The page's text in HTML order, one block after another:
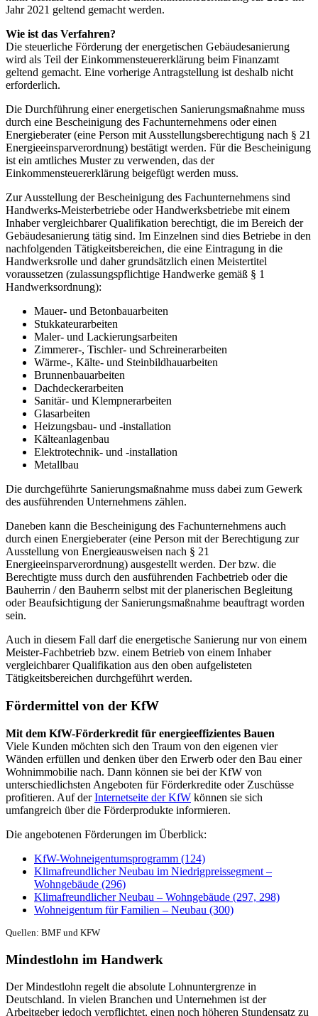
Jahr 2021 geltend gemacht werden.
Wie ist das Verfahren?
Die steuerliche Förderung der energetischen Gebäudesanierung
wird als Teil der Einkommensteuererklärung beim Finanzamt
geltend gemacht. Eine vorherige Antragstellung ist deshalb nicht
erforderlich.
Die Durchführung einer energetischen Sanierungsmaßnahme muss
durch eine Bescheinigung des Fachunternehmens oder einen
Energieberater (eine Person mit Ausstellungsberechtigung nach § 21
Energieeinsparverordnung) bestätigt werden. Für die Bescheinigung
ist ein amtliches Muster zu verwenden, das der
Einkommensteuererklärung beigefügt werden muss.
Zur Ausstellung der Bescheinigung des Fachunternehmens sind
Handwerks-Meisterbetriebe oder Handwerksbetriebe mit einem
Inhaber vergleichbarer Qualifikation berechtigt, die im Bereich der
Gebäudesanierung tätig sind. Im Einzelnen sind dies Betriebe in den
nachfolgenden Tätigkeitsbereichen, die eine Eintragung in die
Handwerksrolle und daher grundsätzlich einen Meistertitel
voraussetzen (zulassungspflichtige Handwerke gemäß § 1
Handwerksordnung):
Mauer- und Betonbauarbeiten
Stukkateurarbeiten
Maler- und Lackierungsarbeiten
Zimmerer-, Tischler- und Schreinerarbeiten
Wärme-, Kälte- und Steinbildhauarbeiten
Brunnenbauarbeiten
Dachdeckerarbeiten
Sanitär- und Klempnerarbeiten
Glasarbeiten
Heizungsbau- und -installation
Kälteanlagenbau
Elektrotechnik- und -installation
Metallbau
Die durchgeführte Sanierungsmaßnahme muss dabei zum Gewerk
des ausführenden Unternehmens zählen.
Daneben kann die Bescheinigung des Fachunternehmens auch
durch einen Energieberater (eine Person mit der Berechtigung zur
Ausstellung von Energieausweisen nach § 21
Energieeinsparverordnung) ausgestellt werden. Der bzw. die
Berechtigte muss durch den ausführenden Fachbetrieb oder die
Bauherrin / den Bauherrn selbst mit der planerischen Begleitung
oder Beaufsichtigung der Sanierungsmaßnahme beauftragt worden
sein.
Auch in diesem Fall darf die energetische Sanierung nur von einem
Meister-Fachbetrieb bzw. einem Betrieb von einem Inhaber
vergleichbarer Qualifikation aus den oben aufgelisteten
Tätigkeitsbereichen durchgeführt werden.
Fördermittel von der KfW
Mit dem KfW-Förderkredit für energieeffizientes Bauen
Viele Kunden möchten sich den Traum von den eigenen vier
Wänden erfüllen und denken über den Erwerb oder den Bau einer
Wohnimmobilie nach. Dann können sie bei der KfW von
unterschiedlichsten Angeboten für Förderkredite oder Zuschüsse
profitieren. Auf derInternetseite der KfW können sie sich
umfangreich über die Förderprodukte informieren.
Die angebotenen Förderungen im Überblick:
KfW-Wohneigentumsprogramm (124)
Klimafreundlicher Neubau im Niedrigpreissegment –
Wohngebäude (296)
Klimafreundlicher Neubau – Wohngebäude (297, 298)
Wohneigentum für Familien – Neubau (300)
Quellen: BMF und KFW
Mindestlohn im Handwerk
Der Mindestlohn regelt die absolute Lohnuntergrenze in
Deutschland. In vielen Branchen und Unternehmen ist der
Arbeitgeber jedoch verpflichtet, einen noch höheren Stundensatz zu